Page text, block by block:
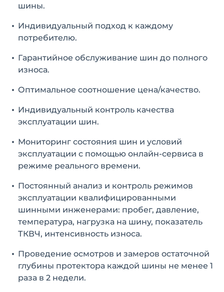
шины.
Индивидуальный подход к каждому
потребителю.
Гарантийное обслуживание шин до полного
износа.
Оптимальное соотношение цена/качество.
Индивидуальный контроль качества
эксплуатации шин.
Мониторинг состояния шин и условий
эксплуатации с помощью онлайн-сервиса в
режиме реального времени.
Постоянный анализ и контроль режимов
эксплуатации квалифицированными
шинными инженерами: пробег, давление,
температура, нагрузка на шину, показатель
ТКВЧ, интенсивность износа.
Проведение осмотров и замеров остаточной
глубины протектора каждой шины не менее 1
раза в 2 недели.